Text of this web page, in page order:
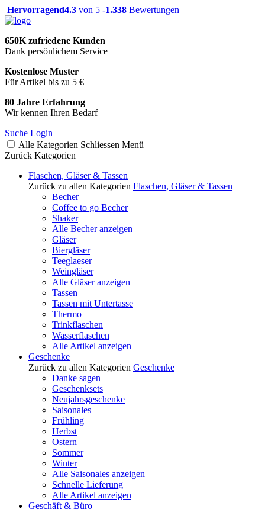
Hervorragend4.3 von 5 -1.338 Bewertungen
650K zufriedene Kunden
Dank persönlichem Service
Kostenlose Muster
Für Artikel bis zu 5 €
80 Jahre Erfahrung
Wir kennen Ihren Bedarf
Suche Login
Alle Kategorien Schliessen Menü
Zurück Kategorien
Flaschen, Gläser & Tassen
Zurück zu allen Kategorien Flaschen, Gläser & Tassen
Becher
Coffee to go Becher
Shaker
Alle Becher anzeigen
Gläser
Biergläser
Teeglaeser
Weingläser
Alle Gläser anzeigen
Tassen
Tassen mit Untertasse
Thermo
Trinkflaschen
Wasserflaschen
Alle Artikel anzeigen
Geschenke
Zurück zu allen Kategorien Geschenke
Danke sagen
Geschenksets
Neujahrsgeschenke
Saisonales
Frühling
Herbst
Ostern
Sommer
Winter
Alle Saisonales anzeigen
Schnelle Lieferung
Alle Artikel anzeigen
Geschäft & Büro